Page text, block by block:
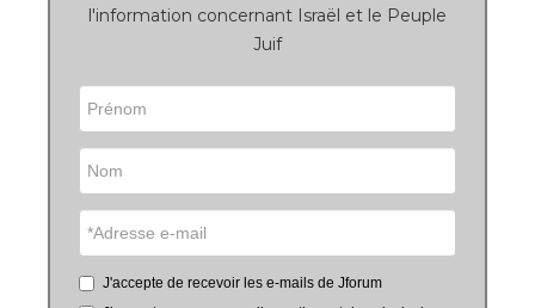
l'information concernant Israël et le Peuple
Juif
J'accepte de recevoir les e-mails de Jforum